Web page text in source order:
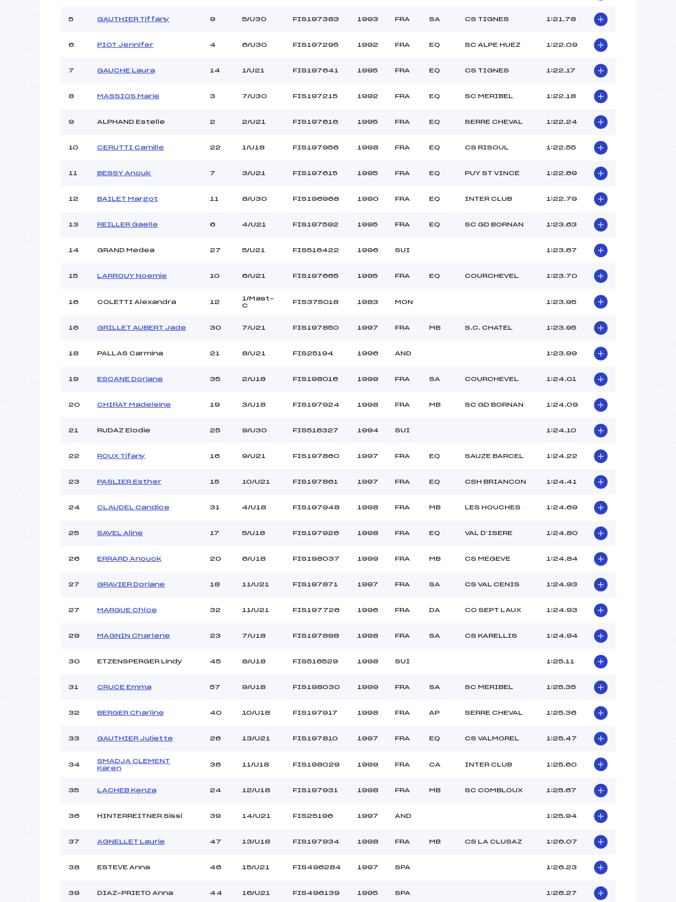
Ouvreurs C :
GUILLAUME MALO (FRA)
Ouvreurs C :
-3
Pénalité appliquée :
8.0000
5 GAUTHIER Tiffany 9 5/U30 FIS197383 1993 FRA SA CS TIGNES 1:21.78
6 PIOT Jennifer 4 6/U30 FIS197295 1992 FRA EQ SC ALPE HUEZ 1:22.09
7 GAUCHE Laura 14 1/U21 FIS197641 1995 FRA EQ CS TIGNES 1:22.17
8 MASSIOS Marie 3 7/U30 FIS197215 1992 FRA EQ SC MERIBEL 1:22.18
9 ALPHAND Estelle 2 2/U21 FIS197616 1995 FRA EQ SERRE CHEVAL 1:22.24
10 CERUTTI Camille 22 1/U18 FIS197956 1998 FRA EQ CS RISOUL 1:22.55
11 BESSY Anouk 7 3/U21 FIS197615 1995 FRA EQ PUY ST VINCE 1:22.69
12 BAILET Margot 11 8/U30 FIS196968 1990 FRA EQ INTER CLUB 1:22.79
13 REILLER Gaelle 6 4/U21 FIS197592 1995 FRA EQ SC GD BORNAN 1:23.63
14 GRAND Medea 27 5/U21 FIS516422 1996 SUI 1:23.67
15 LARROUY Noemie 10 6/U21 FIS197665 1995 FRA EQ COURCHEVEL 1:23.70
16 COLETTI Alexandra 12
1/Mast-
C
FIS375018 1983 MON 1:23.95
16 GRILLET AUBERT Jade 30 7/U21 FIS197850 1997 FRA MB S.C. CHATEL 1:23.95
18 PALLAS Carmina 21 8/U21 FIS25194 1996 AND 1:23.99
19 ESCANE Doriane 35 2/U18 FIS198016 1999 FRA SA COURCHEVEL 1:24.01
20 CHIRAT Madeleine 19 3/U18 FIS197924 1998 FRA MB SC GD BORNAN 1:24.09
21 RUDAZ Elodie 25 9/U30 FIS516327 1994 SUI 1:24.10
22 ROUX Tifany 16 9/U21 FIS197860 1997 FRA EQ SAUZE BARCEL 1:24.22
23 PASLIER Esther 15 10/U21 FIS197861 1997 FRA EQ CSH BRIANCON 1:24.41
24 CLAUDEL Candice 31 4/U18 FIS197948 1998 FRA MB LES HOUCHES 1:24.69
25 SAVEL Aline 17 5/U18 FIS197926 1998 FRA EQ VAL D’ISERE 1:24.80
26 ERRARD Anouck 20 6/U18 FIS198037 1999 FRA MB CS MEGEVE 1:24.84
27 GRAVIER Doriane 18 11/U21 FIS197871 1997 FRA SA CS VAL CENIS 1:24.93
27 MARGUE Chloe 32 11/U21 FIS197726 1996 FRA DA CO SEPT LAUX 1:24.93
29 MAGNIN Charlene 23 7/U18 FIS197898 1998 FRA SA CS KARELLIS 1:24.94
30 ETZENSPERGER Lindy 45 8/U18 FIS516529 1998 SUI 1:25.11
31 CRUCE Emma 57 9/U18 FIS198030 1999 FRA SA SC MERIBEL 1:25.35
32 BERGER Charline 40 10/U18 FIS197917 1998 FRA AP SERRE CHEVAL 1:25.36
33 GAUTHIER Juliette 26 13/U21 FIS197810 1997 FRA EQ CS VALMOREL 1:25.47
34
SMADJA CLEMENT
Karen
36 11/U18 FIS198029 1999 FRA CA INTER CLUB 1:25.60
35 LACHEB Kenza 24 12/U18 FIS197931 1998 FRA MB SC COMBLOUX 1:25.67
36 HINTERREITNER Sissi 39 14/U21 FIS25196 1997 AND 1:25.94
37 AGNELLET Laurie 47 13/U18 FIS197934 1998 FRA MB CS LA CLUSAZ 1:26.07
38 ESTEVE Anna 46 15/U21 FIS496284 1997 SPA 1:26.23
39 DIAZ-PRIETO Anna 44 16/U21 FIS496139 1995 SPA 1:26.27